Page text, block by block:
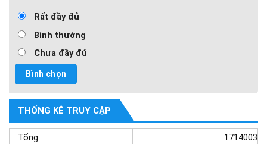
Rất đầy đủ
Bình thường
Chưa đầy đủ
THỐNG KÊ TRUY CẬP
Tổng:
1714003